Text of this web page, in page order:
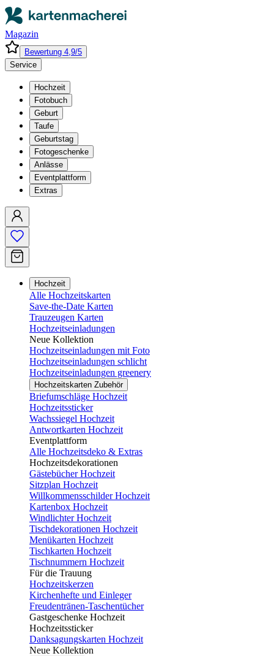
Magazin
Bewertung 4,9/5
Service
Hochzeit
Fotobuch
Geburt
Taufe
Geburtstag
Fotogeschenke
Anlässe
Eventplattform
Extras
Hochzeit
Alle Hochzeitskarten
Save-the-Date Karten
Trauzeugen Karten
Hochzeitseinladungen
Neue Kollektion
Hochzeitseinladungen mit Foto
Hochzeitseinladungen schlicht
Hochzeitseinladungen greenery
Hochzeitskarten Zubehör
Briefumschläge Hochzeit
Hochzeitssticker
Wachssiegel Hochzeit
Antwortkarten Hochzeit
Eventplattform
Alle Hochzeitsdeko & Extras
Hochzeitsdekorationen
Gästebücher Hochzeit
Sitzplan Hochzeit
Willkommensschilder Hochzeit
Kartenbox Hochzeit
Windlichter Hochzeit
Tischdekorationen Hochzeit
Menükarten Hochzeit
Tischkarten Hochzeit
Tischnummern Hochzeit
Für die Trauung
Hochzeitskerzen
Kirchenhefte und Einleger
Freudentränen-Taschentücher
Gastgeschenke Hochzeit
Hochzeitssticker
Danksagungskarten Hochzeit
Neue Kollektion